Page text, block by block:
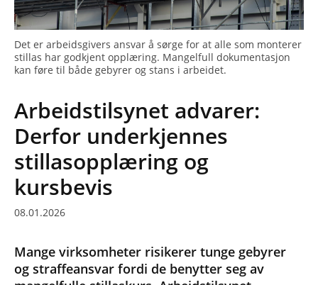
Det er arbeidsgivers ansvar å sørge for at alle som monterer
stillas har godkjent opplæring. Mangelfull dokumentasjon
kan føre til både gebyrer og stans i arbeidet.
Arbeidstilsynet advarer:
Derfor underkjennes
stillasopplæring og
kursbevis
08.01.2026
Mange virksomheter risikerer tunge gebyrer
og straffeansvar fordi de benytter seg av